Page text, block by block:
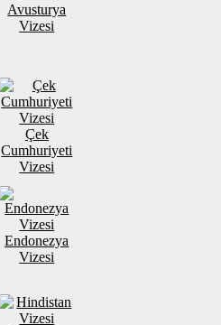
Avusturya
Vizesi
Çek
Cumhuriyeti
Vizesi
Endonezya
Vizesi